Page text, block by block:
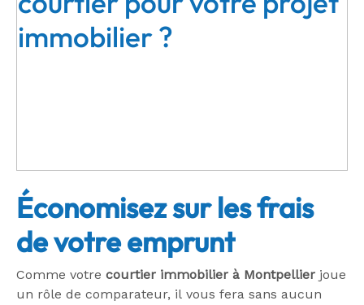
Économisez sur les frais
de votre emprunt
Comme votre courtier immobilier à Montpellier joue
un rôle de comparateur, il vous fera sans aucun